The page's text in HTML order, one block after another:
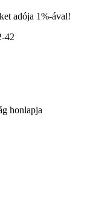
adója 1%-ával!
42
honlapja